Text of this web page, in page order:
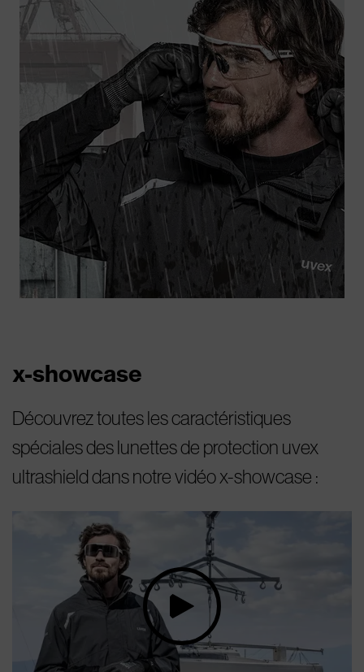
x-showcase
Découvrez toutes les caractéristiques
spéciales des lunettes de protection uvex
ultrashield dans notre vidéo x-showcase :